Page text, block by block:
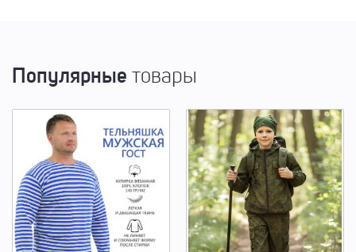
Популярные товары